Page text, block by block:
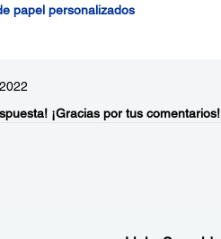
papel personalizados
¡Gracias por tus comentarios!